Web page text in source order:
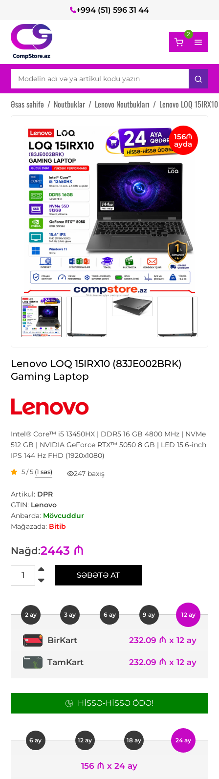
+994 (51) 596 31 44
2
Əsas səhifə / Noutbuklar / Lenovo Noutbukları / Lenovo LOQ
156₼
ayda
Lenovo LOQ 15IRX10 (83JE002BRK)
Gaming Laptop
Intel® Core™ i5 13450HX | DDR5 16 GB 4800 MHz | NVMe
512 GB | NVIDIA GeForce RTX™ 5050 8 GB | LED 15.6-inch
IPS 144 Hz FHD (1920x1080)
5 / 5 (1 səs) 247 baxış
Artikul: DPR
GTIN: Lenovo
Anbarda: Mövcuddur
Mağazada: Bitib
Nağd:2443 ₼
SƏBƏTƏ AT
2 ay 3 ay 6 ay 9 ay 12 ay
BirKart 232.09 ₼ x 12 ay
TamKart 232.09 ₼ x 12 ay
HISSƏ-HISSƏ ÖDƏ!
6 ay 12 ay 18 ay 24 ay
156 ₼ x 24 ay